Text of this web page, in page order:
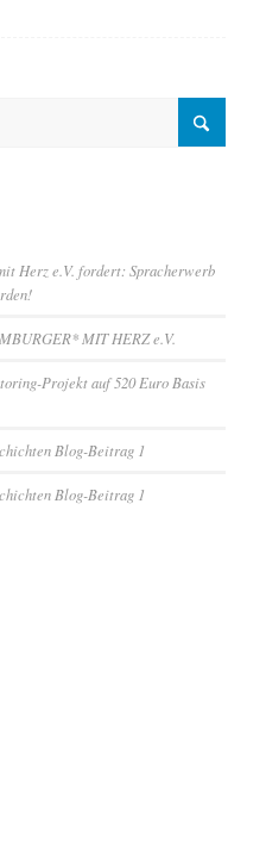
Herz e.V. fordert: Spracherwerb
MIT HERZ e.V.
Projekt auf 520 Euro Basis
Blog-Beitrag 1
Blog-Beitrag 1